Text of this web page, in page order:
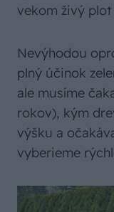
vekom živý plot
Nevýhodou
plný účinok
ale musíme
rokov), kým
výšku a
vyberieme